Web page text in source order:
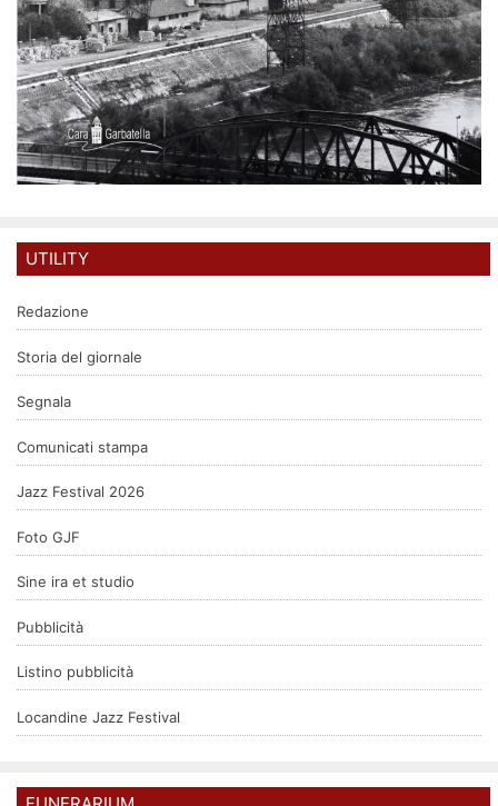
UTILITY
Redazione
Storia del giornale
Segnala
Comunicati stampa
Jazz Festival 2026
Foto GJF
Sine ira et studio
Pubblicità
Listino pubblicità
Locandine Jazz Festival